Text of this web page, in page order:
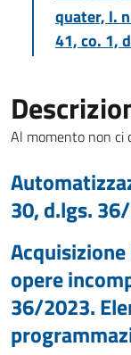
quater, l.
41, co. 1,
Al momento non ci
30, d.lgs.
opere
36/2023.